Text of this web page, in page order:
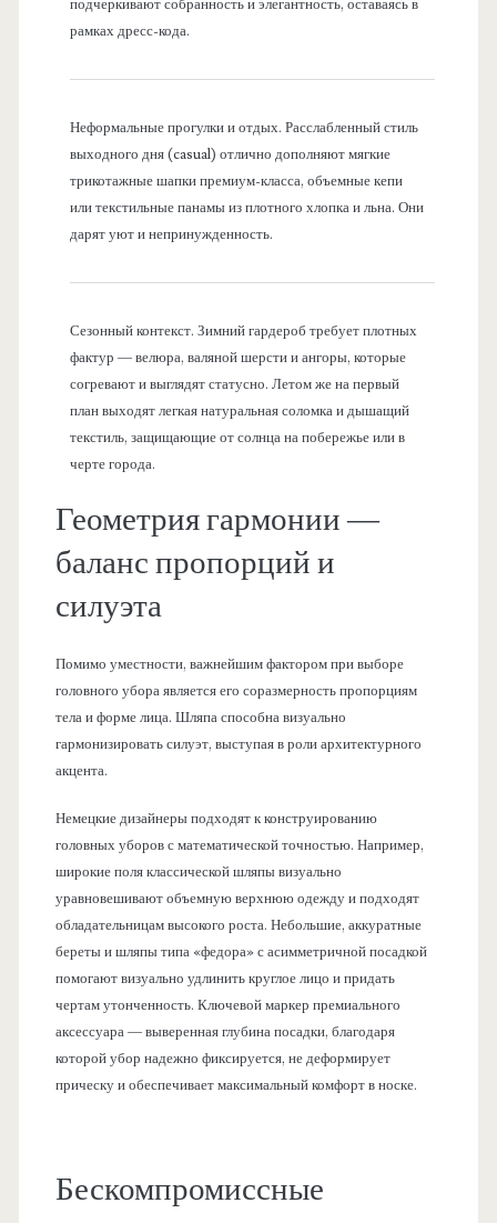
подчеркивают собранность и элегантность, оставаясь в
рамках дресс-кода.
Неформальные прогулки и отдых. Расслабленный стиль
выходного дня (casual) отлично дополняют мягкие
трикотажные шапки премиум-класса, объемные кепи
или текстильные панамы из плотного хлопка и льна. Они
дарят уют и непринужденность.
Сезонный контекст. Зимний гардероб требует плотных
фактур — велюра, валяной шерсти и ангоры, которые
согревают и выглядят статусно. Летом же на первый
план выходят легкая натуральная соломка и дышащий
текстиль, защищающие от солнца на побережье или в
черте города.
Геометрия гармонии —
баланс пропорций и
силуэта
Помимо уместности, важнейшим фактором при выборе
головного убора является его соразмерность пропорциям
тела и форме лица. Шляпа способна визуально
гармонизировать силуэт, выступая в роли архитектурного
акцента.
Немецкие дизайнеры подходят к конструированию
головных уборов с математической точностью. Например,
широкие поля классической шляпы визуально
уравновешивают объемную верхнюю одежду и подходят
обладательницам высокого роста. Небольшие, аккуратные
береты и шляпы типа «федора» с асимметричной посадкой
помогают визуально удлинить круглое лицо и придать
чертам утонченность. Ключевой маркер премиального
аксессуара — выверенная глубина посадки, благодаря
которой убор надежно фиксируется, не деформирует
прическу и обеспечивает максимальный комфорт в носке.
Бескомпромиссные